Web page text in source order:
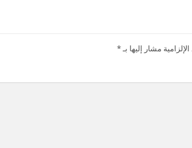
مشار إليها بـ*